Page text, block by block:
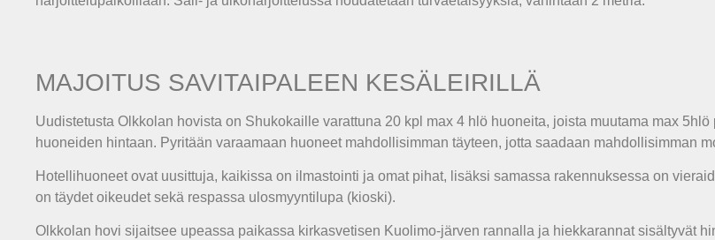
MAJOITUS SAVITAIPALEEN KESÄLEIRILLÄ
Uudistetusta Olkkolan hovista on Shukokaille varattuna 20 kpl max 4 hlö huoneita, joista muutama max
huoneiden hintaan. Pyritään varaamaan huoneet mahdollisimman täyteen, jotta saadaan mahdollisimman
Hotellihuoneet ovat uusittuja, kaikissa on ilmastointi ja omat pihat, lisäksi samassa rakennuksessa on
on täydet oikeudet sekä respassa ulosmyyntilupa (kioski).
Olkkolan hovi sijaitsee upeassa paikassa kirkasvetisen Kuolimo-järven rannalla ja hiekkarannat sisältyvät